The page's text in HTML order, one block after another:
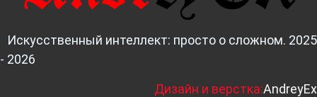
Искусственный интеллект: просто о сложном. 2025
- 2026
Дизайн и верстка:AndreyEx